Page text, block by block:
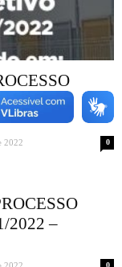
2022 –
2022 0
2022 –
0